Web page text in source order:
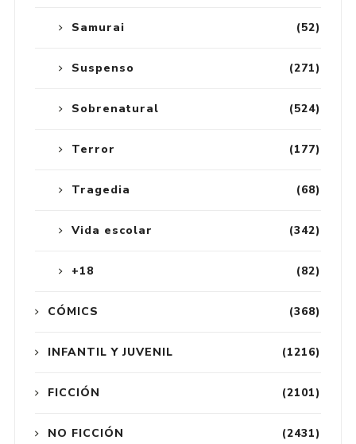
(52)
Samurai
(271)
Suspenso
(524)
Sobrenatural
(177)
Terror
(68)
Tragedia
(342)
Vida escolar
(82)
+18
(368)
CÓMICS
(1216)
INFANTIL Y JUVENIL
(2101)
FICCIÓN
(2431)
NO FICCIÓN